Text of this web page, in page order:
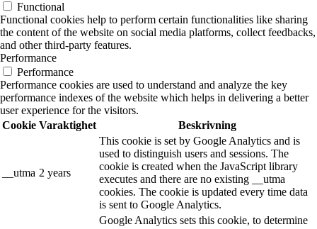
Functional
Functional cookies help to perform certain functionalities like sharing
the content of the website on social media platforms, collect feedbacks,
and other third-party features.
Performance
Performance
Performance cookies are used to understand and analyze the key
performance indexes of the website which helps in delivering a better
user experience for the visitors.
Cookie Varaktighet Beskrivning
__utma 2 years
This cookie is set by Google Analytics and is
used to distinguish users and sessions. The
cookie is created when the JavaScript library
executes and there are no existing __utma
cookies. The cookie is updated every time data
is sent to Google Analytics.
Google Analytics sets this cookie, to determine